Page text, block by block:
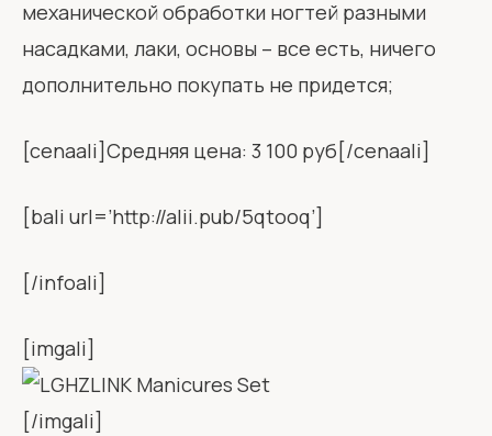
механической обработки ногтей разными
насадками, лаки, основы – все есть, ничего
дополнительно покупать не придется;
[cenaali]Средняя цена: 3 100 руб[/cenaali]
[bali url=’http://alii.pub/5qtooq’]
[/infoali]
[imgali]
[/imgali]